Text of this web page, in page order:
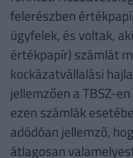
felerészben
ügyfelek, és voltak,
értékpapír) számlát
kockázatvállalási
jellemzően a TBSZ-
ezen számlák
adódóan jellemző,
átlagosan